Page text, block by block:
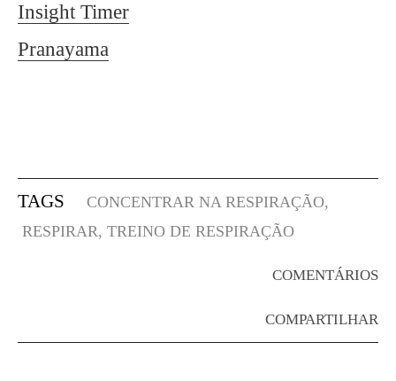
Insight Timer
Pranayama
TAGS
CONCENTRAR NA RESPIRAÇÃO,
RESPIRAR, TREINO DE RESPIRAÇÃO
COMENTÁRIOS
COMPARTILHAR